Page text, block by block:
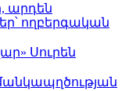
արդեն
ողբերգական
Սուրեն